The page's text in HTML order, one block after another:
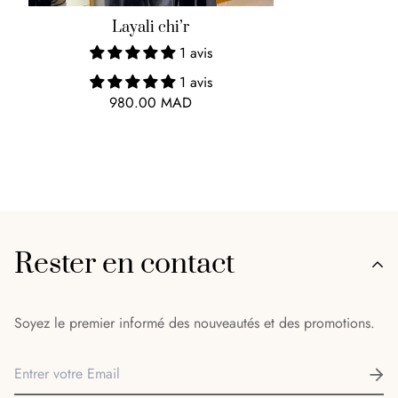
Layali chi’r
1 avis
1 avis
980.00 MAD
Rester en contact
Soyez le premier informé des nouveautés et des promotions.